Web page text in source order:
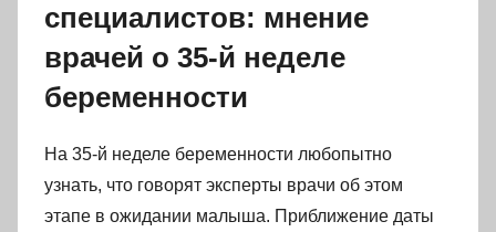
специалистов: мнение
врачей о 35-й неделе
беременности
На 35-й неделе беременности любопытно
узнать, что говорят эксперты врачи об этом
этапе в ожидании малыша. Приближение даты